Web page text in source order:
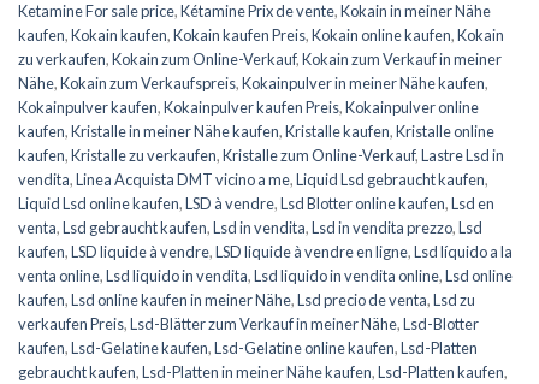
Ketamine For sale price,Kétamine Prix de vente,Kokain in meiner Nähe
kaufen,Kokain kaufen,Kokain kaufen Preis,Kokain online kaufen,Kokain
zu verkaufen,Kokain zum Online-Verkauf,Kokain zum Verkauf in meiner
Nähe,Kokain zum Verkaufspreis,Kokainpulver in meiner Nähe kaufen,
Kokainpulver kaufen,Kokainpulver kaufen Preis,Kokainpulver online
kaufen,Kristalle in meiner Nähe kaufen,Kristalle kaufen,Kristalle online
kaufen,Kristalle zu verkaufen,Kristalle zum Online-Verkauf,Lastre Lsd in
vendita,Linea Acquista DMT vicino a me,Liquid Lsd gebraucht kaufen,
Liquid Lsd online kaufen,LSD à vendre,Lsd Blotter online kaufen,Lsd en
venta,Lsd gebraucht kaufen,Lsd in vendita,Lsd in vendita prezzo,Lsd
kaufen,LSD liquide à vendre,LSD liquide à vendre en ligne,Lsd líquido a la
venta online,Lsd liquido in vendita,Lsd liquido in vendita online,Lsd online
kaufen,Lsd online kaufen in meiner Nähe,Lsd precio de venta,Lsd zu
verkaufen Preis,Lsd-Blätter zum Verkauf in meiner Nähe,Lsd-Blotter
kaufen,Lsd-Gelatine kaufen,Lsd-Gelatine online kaufen,Lsd-Platten
gebraucht kaufen,Lsd-Platten in meiner Nähe kaufen,Lsd-Platten kaufen,